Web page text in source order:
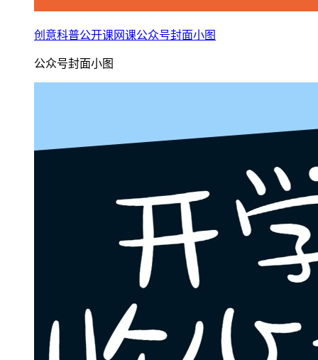
创意科普公开课网课公众号封面小图
公众号封面小图